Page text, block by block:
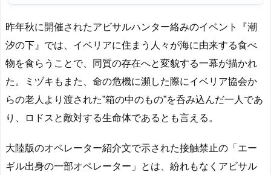
昨年秋に開催されたアビサルハンター絡みのイベント『潮
汐の下』では、イベリアに住まう人々が海に由来する食べ
物を食らうことで、同質の存在へと変貌する一幕が描かれ
た。ミヅキもまた、命の危機に瀕した際にイベリア協会か
らの老人より渡された”箱の中のもの”を呑み込んだ一人であ
り、ロドスと敵対する生命体であるとも言える。
大陸版のオペレーター紹介文で示された接触禁止の「エー
ギル出身の一部オペレーター」とは、紛れもなくアビサル